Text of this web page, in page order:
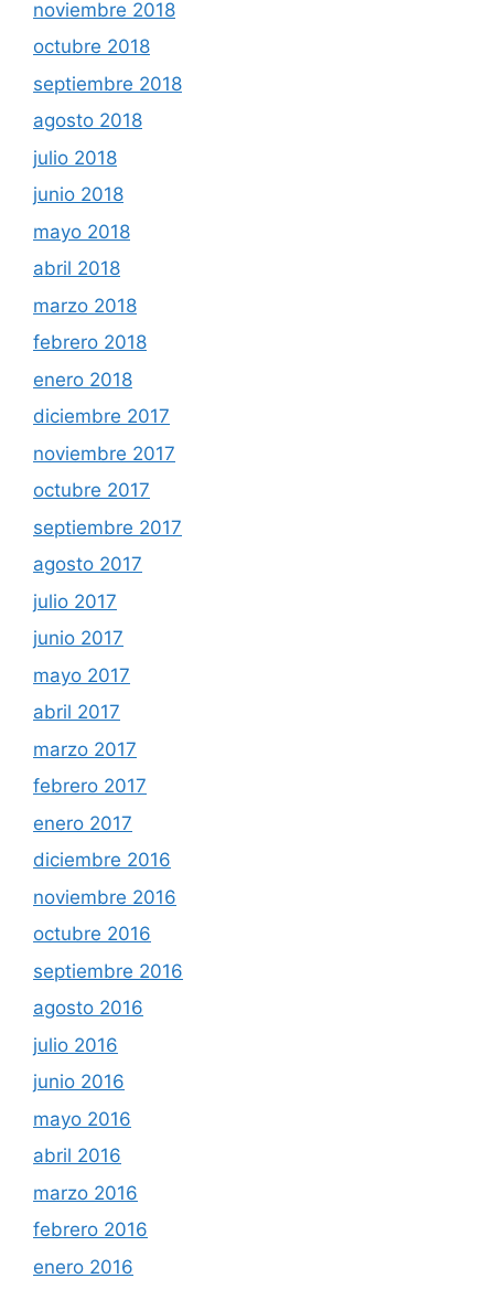
noviembre 2018
octubre 2018
septiembre 2018
agosto 2018
julio 2018
junio 2018
mayo 2018
abril 2018
marzo 2018
febrero 2018
enero 2018
diciembre 2017
noviembre 2017
octubre 2017
septiembre 2017
agosto 2017
julio 2017
junio 2017
mayo 2017
abril 2017
marzo 2017
febrero 2017
enero 2017
diciembre 2016
noviembre 2016
octubre 2016
septiembre 2016
agosto 2016
julio 2016
junio 2016
mayo 2016
abril 2016
marzo 2016
febrero 2016
enero 2016